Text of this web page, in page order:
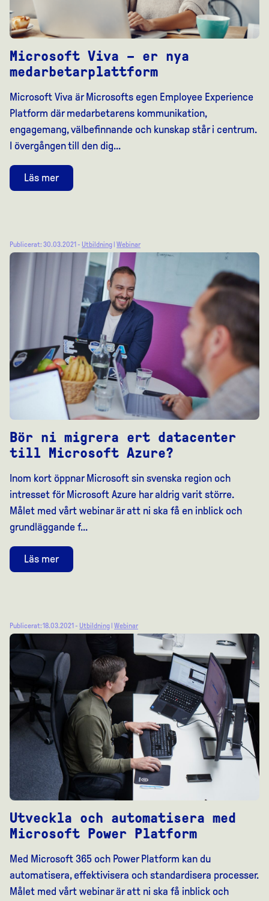
Microsoft Viva – er nya
medarbetarplattform
Microsoft Viva är Microsofts egen Employee Experience
Platform där medarbetarens kommunikation,
engagemang, välbefinnande och kunskap står i centrum.
I övergången till den dig...
Läs mer
Publicerat: 30.03.2021 - Utbildning | Webinar
Bör ni migrera ert datacenter
till Microsoft Azure?
Inom kort öppnar Microsoft sin svenska region och
intresset för Microsoft Azure har aldrig varit större.
Målet med vårt webinar är att ni ska få en inblick och
grundläggande f...
Läs mer
Publicerat: 18.03.2021 - Utbildning | Webinar
Utveckla och automatisera med
Microsoft Power Platform
Med Microsoft 365 och Power Platform kan du
automatisera, effektivisera och standardisera processer.
Målet med vårt webinar är att ni ska få inblick och